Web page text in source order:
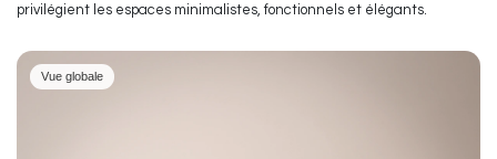
privilégient les espaces minimalistes, fonctionnels et élégants.
Vue globale